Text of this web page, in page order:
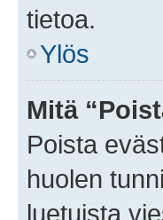
tietoa.
Ylös
Mitä
Poista
huolen
luetuista